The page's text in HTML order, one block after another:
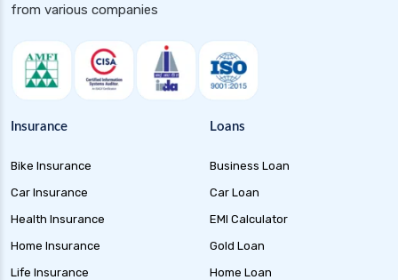
from various companies
Insurance
Bike Insurance
Car Insurance
Health Insurance
Home Insurance
Life Insurance
Loans
Business Loan
Car Loan
EMI Calculator
Gold Loan
Home Loan